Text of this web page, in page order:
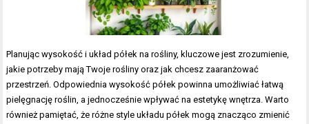
Planując wysokość i układ półek na rośliny, kluczowe jest zrozumienie,
jakie potrzeby mają Twoje rośliny oraz jak chcesz zaaranżować
przestrzeń. Odpowiednia wysokość półek powinna umożliwiać łatwą
pielęgnację roślin, a jednocześnie wpływać na estetykę wnętrza. Warto
również pamiętać, że różne style układu półek mogą znacząco zmienić